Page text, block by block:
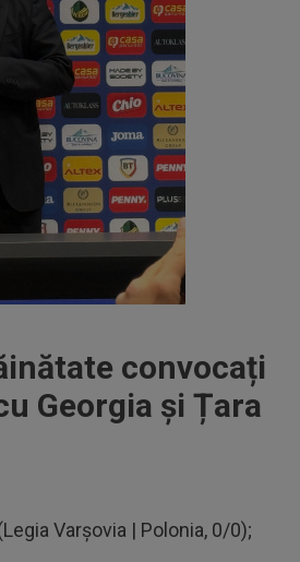
convocați
Georgia și Țara
Varșovia | Polonia, 0/0);